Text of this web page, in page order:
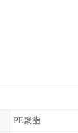
PE聚酯